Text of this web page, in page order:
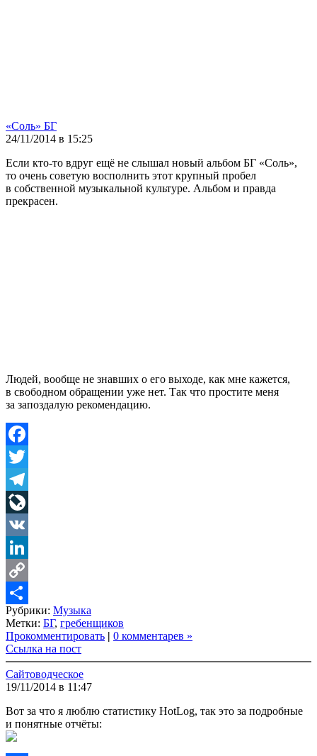
«Соль» БГ
24/11/2014 в 15:25
Если кто-то вдруг ещё не слышал новый альбом БГ «Соль»,
то очень советую восполнить этот крупный пробел
в собственной музыкальной культуре. Альбом и правда
прекрасен.
Людей, вообще не знавших о его выходе, как мне кажется,
в свободном обращении уже нет. Так что простите меня
за запоздалую рекомендацию.
Facebook
Twitter
Telegram
LiveJournal
VK
LinkedIn
Copy
Link
Share
Рубрики: Музыка
Метки: БГ, гребенщиков
Прокомментировать | 0 комментарев »
Ссылка на пост
Сайтоводческое
19/11/2014 в 11:47
Вот за что я люблю статистику HotLog, так это за подробные
и понятные отчёты: